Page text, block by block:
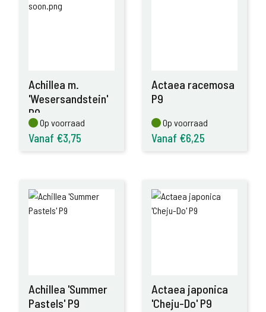
Achillea m.
'Wesersandstein'
P9
Op voorraad
Op voorraad
Vanaf €3,75
Actaea racemosa
P9
Op voorraad
Op voorraad
Vanaf €6,25
Achillea 'Summer
Pastels' P9
Actaea japonica
'Cheju-Do' P9